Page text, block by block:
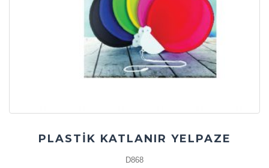
PLASTİK KATLANIR YELPAZE
D868